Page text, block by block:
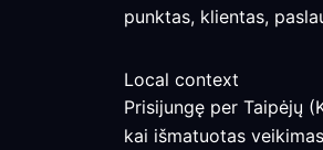
punktas, klientas,
Local context
Prisijungę per Taipėjų
kai išmatuotas